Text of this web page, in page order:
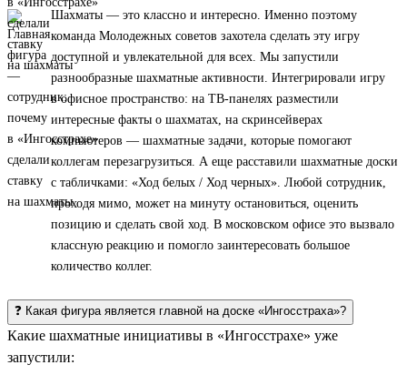
Шахматы — это классно и интересно. Именно поэтому
команда Молодежных советов захотела сделать эту игру
доступной и увлекательной для всех. Мы запустили
разнообразные шахматные активности. Интегрировали игру
в офисное пространство: на ТВ-панелях разместили
интересные факты о шахматах, на скринсейверах
компьютеров — шахматные задачи, которые помогают
коллегам перезагрузиться. А еще расставили шахматные доски
с табличками: «Ход белых / Ход черных». Любой сотрудник,
проходя мимо, может на минуту остановиться, оценить
позицию и сделать свой ход. В московском офисе это вызвало
классную реакцию и помогло заинтересовать большое
количество коллег.
❓ Какая фигура является главной на доске «Ингосстраха»?
Какие шахматные инициативы в «Ингосстрахе» уже
запустили: